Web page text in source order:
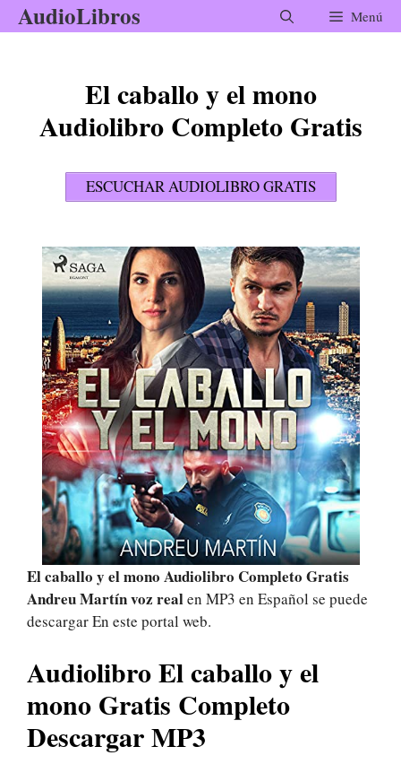
Saltar
al
AudioLibros Menú
El caballo y el mono
Audiolibro Completo Gratis
ESCUCHAR AUDIOLIBRO GRATIS
El caballo y el mono Audiolibro Completo Gratis
Andreu Martín voz realen MP3 en Español se puede
descargar En este portal web.
Audiolibro El caballo y el
mono Gratis Completo
Descargar MP3